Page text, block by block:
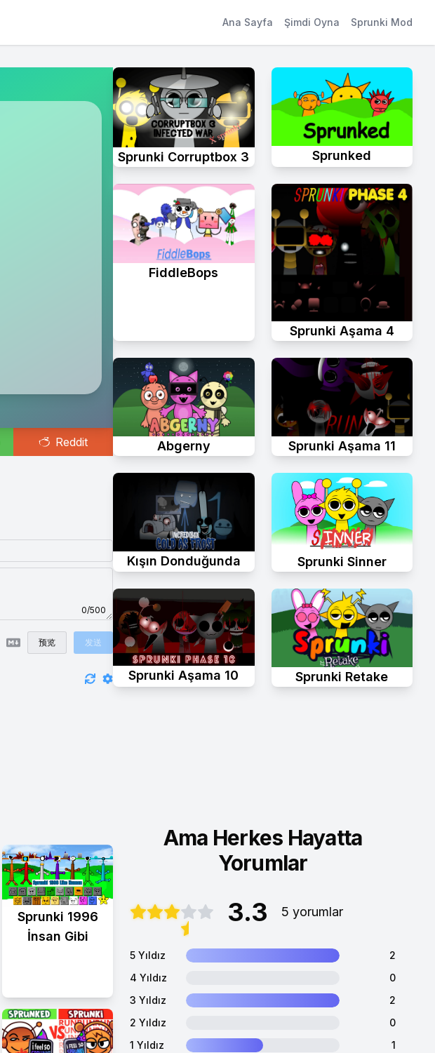
Ana Sayfa Şimdi Oyna Sprunki Mod
Reddit
0/500
预览 发送
Sprunki Corruptbox 3 Sprunked
FiddleBops
Sprunki Aşama 4
Abgerny Sprunki Aşama 11
Kışın Donduğunda Sprunki Sinner
Sprunki Aşama 10 Sprunki Retake
Sprunki 1996
İnsan Gibi
Ama Herkes Hayatta
Yorumlar
3.3 5 yorumlar
5 Yıldız
2
4 Yıldız
0
3 Yıldız
2
2 Yıldız
0
1 Yıldız
1